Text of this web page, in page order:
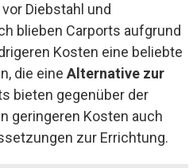
Diebstahl und
blieben Carports aufgrund
Kosten eine beliebte
die eine Alternative zur
bieten gegenüber der
geringeren Kosten auch
zur Errichtung.